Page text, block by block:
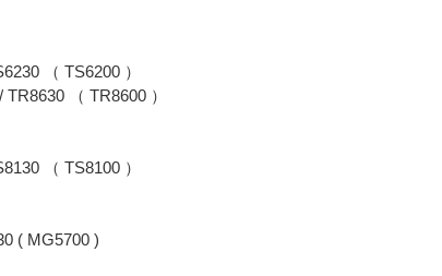
（ TS6200 ）
（ TR8600 ）
（ TS8100 ）
( MG5700 )